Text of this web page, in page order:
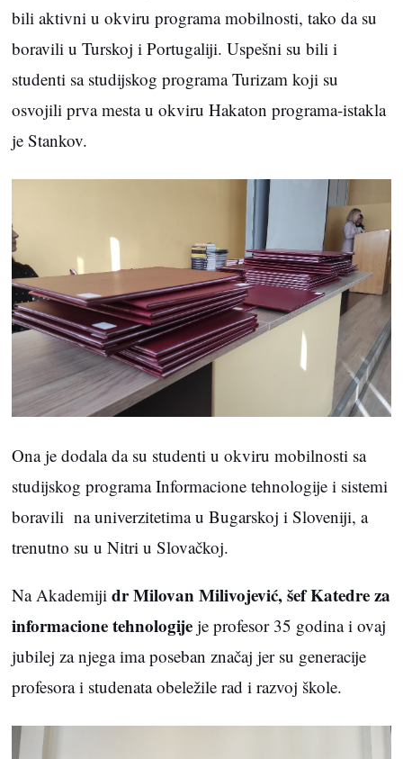
bili aktivni u okviru programa mobilnosti, tako da su
boravili u Turskoj i Portugaliji. Uspešni su bili i
studenti sa studijskog programa Turizam koji su
osvojili prva mesta u okviru Hakaton programa-istakla
je Stankov.
Ona je dodala da su studenti u okviru mobilnosti sa
studijskog programa Informacione tehnologije i sistemi
boravili na univerzitetima u Bugarskoj i Sloveniji, a
trenutno su u Nitri u Slovačkoj.
Na Akademiji dr Milovan Milivojević, šef Katedre za
informacione tehnologije je profesor 35 godina i ovaj
jubilej za njega ima poseban značaj jer su generacije
profesora i studenata obeležile rad i razvoj škole.